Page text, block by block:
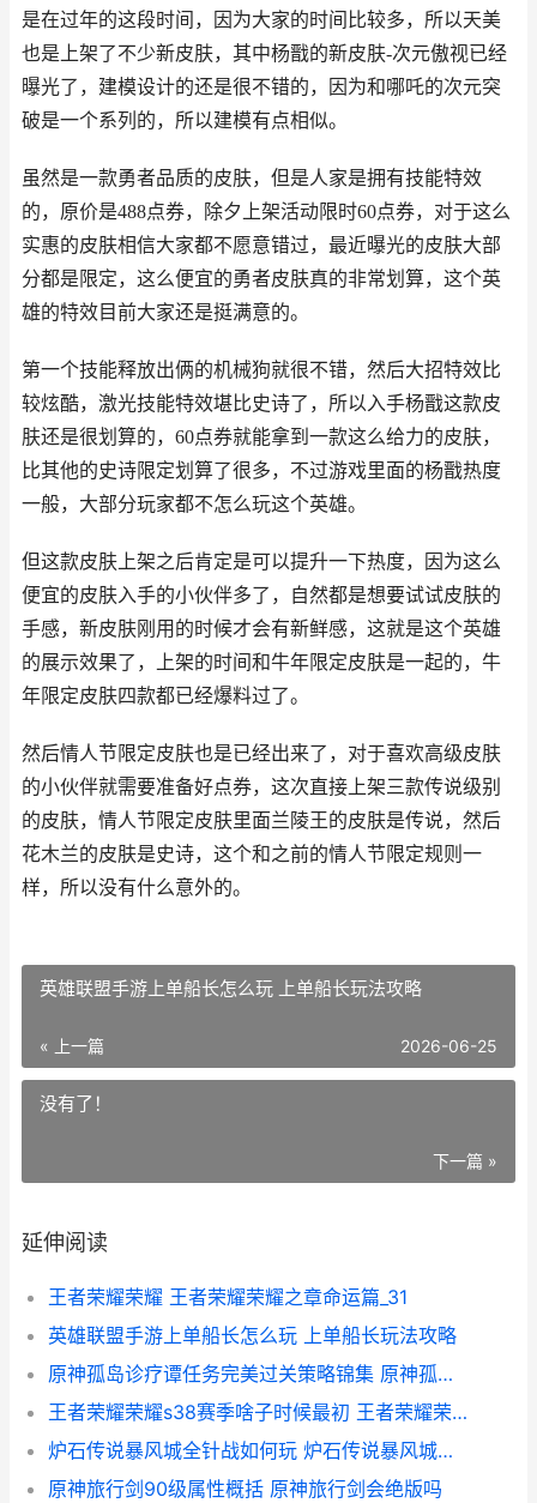
是在过年的这段时间，因为大家的时间比较多，所以天美
也是上架了不少新皮肤，其中杨戬的新皮肤-次元傲视已经
曝光了，建模设计的还是很不错的，因为和哪吒的次元突
破是一个系列的，所以建模有点相似。
虽然是一款勇者品质的皮肤，但是人家是拥有技能特效
的，原价是488点券，除夕上架活动限时60点券，对于这么
实惠的皮肤相信大家都不愿意错过，最近曝光的皮肤大部
分都是限定，这么便宜的勇者皮肤真的非常划算，这个英
雄的特效目前大家还是挺满意的。
第一个技能释放出俩的机械狗就很不错，然后大招特效比
较炫酷，激光技能特效堪比史诗了，所以入手杨戬这款皮
肤还是很划算的，60点券就能拿到一款这么给力的皮肤，
比其他的史诗限定划算了很多，不过游戏里面的杨戬热度
一般，大部分玩家都不怎么玩这个英雄。
但这款皮肤上架之后肯定是可以提升一下热度，因为这么
便宜的皮肤入手的小伙伴多了，自然都是想要试试皮肤的
手感，新皮肤刚用的时候才会有新鲜感，这就是这个英雄
的展示效果了，上架的时间和牛年限定皮肤是一起的，牛
年限定皮肤四款都已经爆料过了。
然后情人节限定皮肤也是已经出来了，对于喜欢高级皮肤
的小伙伴就需要准备好点券，这次直接上架三款传说级别
的皮肤，情人节限定皮肤里面兰陵王的皮肤是传说，然后
花木兰的皮肤是史诗，这个和之前的情人节限定规则一
样，所以没有什么意外的。
英雄联盟手游上单船长怎么玩 上单船长玩法攻略
« 上一篇 2026-06-25
没有了！
下一篇 »
延伸阅读
王者荣耀荣耀 王者荣耀荣耀之章命运篇_31
英雄联盟手游上单船长怎么玩 上单船长玩法攻略
原神孤岛诊疗谭任务完美过关策略锦集 原神孤岛诊疗谭结局
王者荣耀荣耀s38赛季啥子时候最初 王者荣耀荣耀称号
炉石传说暴风城全针战如何玩 炉石传说暴风城的谜题
原神旅行剑90级属性概括 原神旅行剑会绝版吗